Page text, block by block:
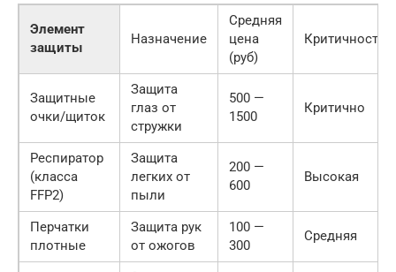
Элемент
защиты
Назначение
Средняя
цена
(руб)
Критичность
Защитные
очки/щиток
Защита
глаз от
стружки
500 —
1500
Критично
Респиратор
(класса
FFP2)
Защита
легких от
пыли
200 —
600
Высокая
Перчатки
плотные
Защита рук
от ожогов
100 —
300
Средняя